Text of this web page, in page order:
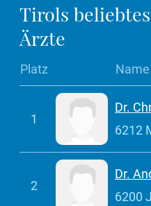
Tirols
Ärzte
Platz Name
1
Dr.
6212
2
Dr.
6200